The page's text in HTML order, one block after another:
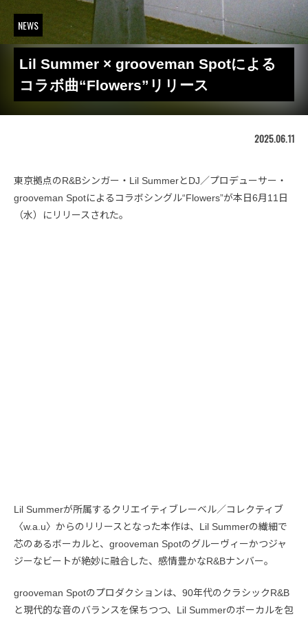
NEWS
Lil Summer × grooveman Spotによる
コラボ曲“Flowers”リリース
2025.06.11
東京拠点のR&Bシンガー・Lil SummerとDJ／プロデューサー・
grooveman Spotによるコラボシングル“Flowers”が本日6月11日
（水）にリリースされた。
Lil Summerが所属するクリエイティブレーベル／コレクティブ
〈w.a.u〉からのリリースとなった本作は、Lil Summerの繊細で
芯のあるボーカルと、grooveman Spotのグルーヴィーかつジャ
ジーなビートが絶妙に融合した、感情豊かなR&Bナンバー。
grooveman Spotのプロダクションは、90年代のクラシックR&B
と現代的な音のバランスを保ちつつ、Lil Summerのボーカルを包